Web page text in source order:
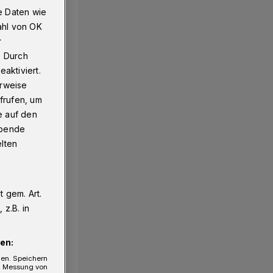
Daten wie
von OK
Durch
um
auf den
gem. Art.
z.B. in
Speichern
von